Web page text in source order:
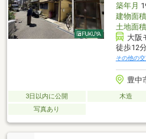
築年月
建物面積
土地面積
大阪
徒歩12分
その他の交
豊中
3日以内に公開 木造
写真あり